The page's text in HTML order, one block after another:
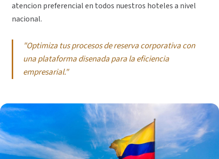
atencion preferencial en todos nuestros hoteles a nivel
nacional.
"Optimiza tus procesos de reserva corporativa con
una plataforma disenada para la eficiencia
empresarial."